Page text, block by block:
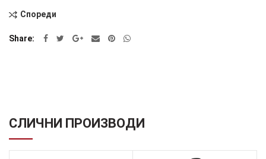
Alternative:
Спореди
Share
СЛИЧНИ ПРОИЗВОДИ